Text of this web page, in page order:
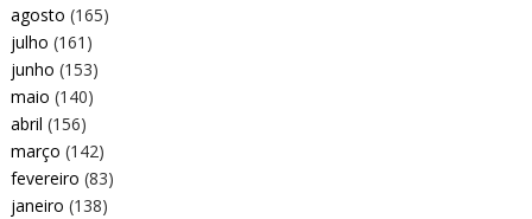
agosto (165)
julho (161)
junho (153)
maio (140)
abril (156)
março (142)
fevereiro (83)
janeiro (138)